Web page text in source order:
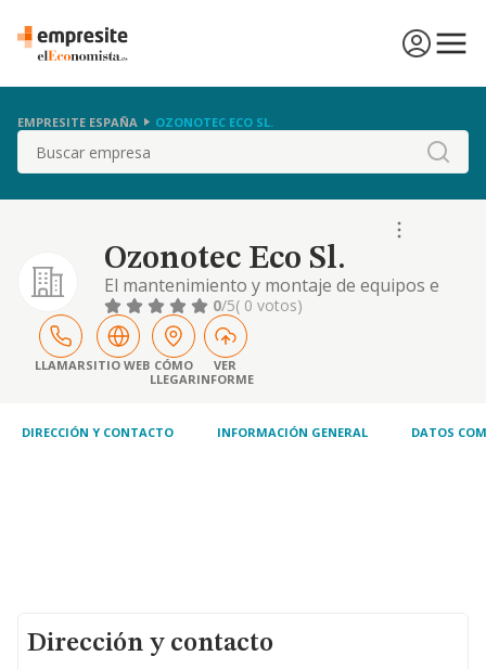
EMPRESITE ESPAÑA OZONOTEC ECO SL.
Buscar
Ozonotec Eco Sl.
El mantenimiento y montaje de equipos e
instalaciones de electricidad,
telecomunicaciones
0/5( 0 votos)
LLAMARSITIO WEB CÓMO
LLEGAR
VER
INFORME
DIRECCIÓN Y CONTACTO INFORMACIÓN GENERAL DATOS
Dirección y contacto